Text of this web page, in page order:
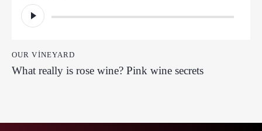
Ses
oynatıcı
OUR VINEYARD
What really is rose wine? Pink wine secrets